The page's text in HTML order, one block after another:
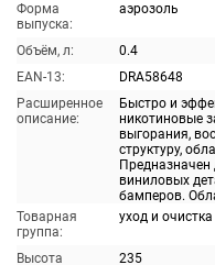
Форма
выпуска:
аэрозоль
Объём, л:
0.4
EAN-13:
DRA58648
Расширенное
описание:
Быстро и
никотиновые
выгорания,
структуру,
Предназначен
виниловых
бамперов.
Товарная
группа:
уход и очистка
Высота
235